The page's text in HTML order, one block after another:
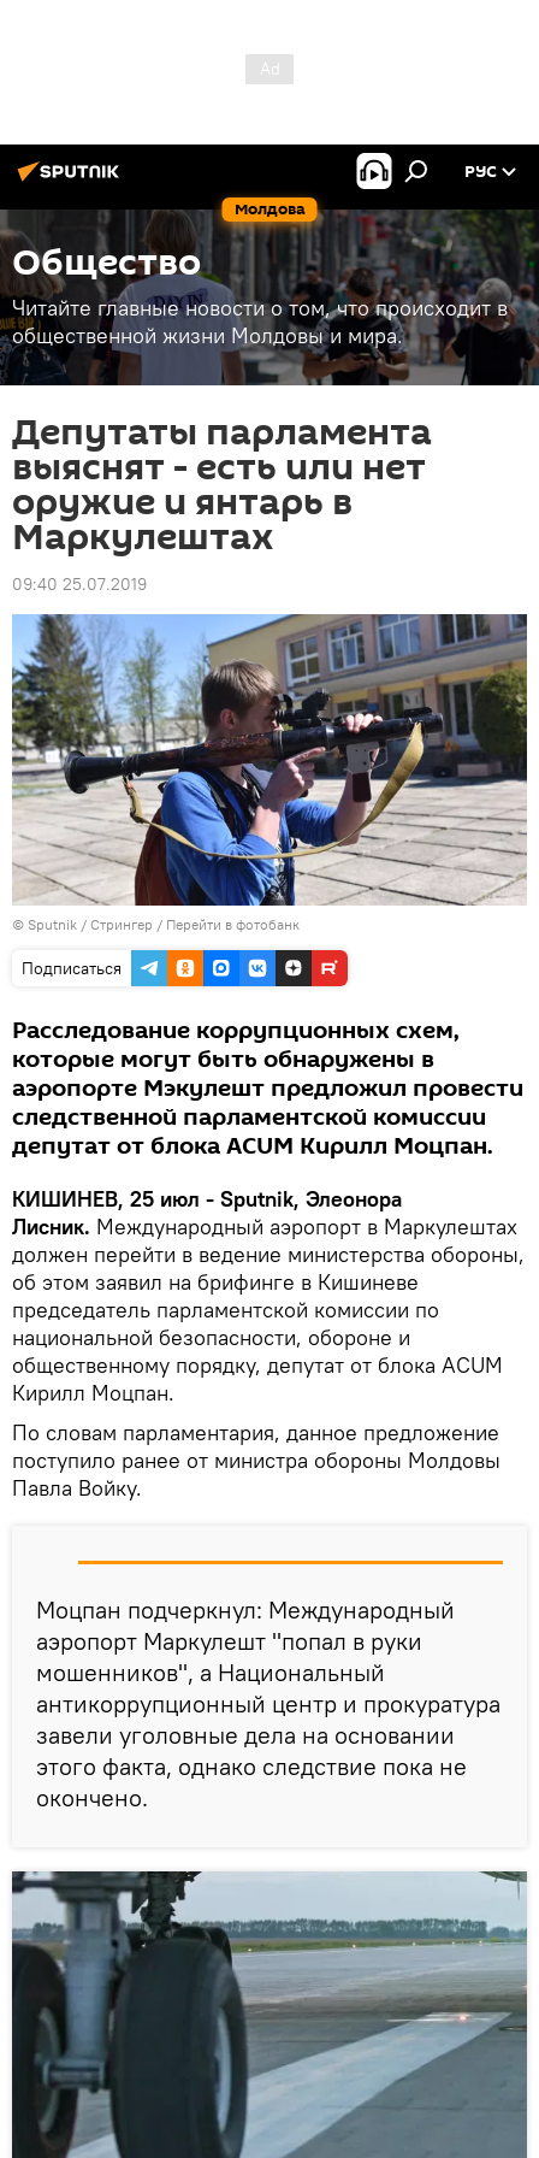
Молдова
РУС
Общество
Читайте главные новости о том, что происходит в
общественной жизни Молдовы и мира.
Депутаты парламента
выяснят - есть или нет
оружие и янтарь в
Маркулештах
09:40 25.07.2019
© Sputnik / Стрингер / Перейти в фотобанк
Подписаться
Расследование коррупционных схем,
которые могут быть обнаружены в
аэропорте Мэкулешт предложил провести
следственной парламентской комиссии
депутат от блока ACUM Кирилл Моцпан.
КИШИНЕВ, 25 июл - Sputnik, Элеонора
Лисник. Международный аэропорт в Маркулештах
должен перейти в ведение министерства обороны,
об этом заявил на брифинге в Кишиневе
председатель парламентской комиссии по
национальной безопасности, обороне и
общественному порядку, депутат от блока ACUM
Кирилл Моцпан.
По словам парламентария, данное предложение
поступило ранее от министра обороны Молдовы
Павла Войку.
Моцпан подчеркнул: Международный
аэропорт Маркулешт "попал в руки
мошенников", а Национальный
антикоррупционный центр и прокуратура
завели уголовные дела на основании
этого факта, однако следствие пока не
окончено.